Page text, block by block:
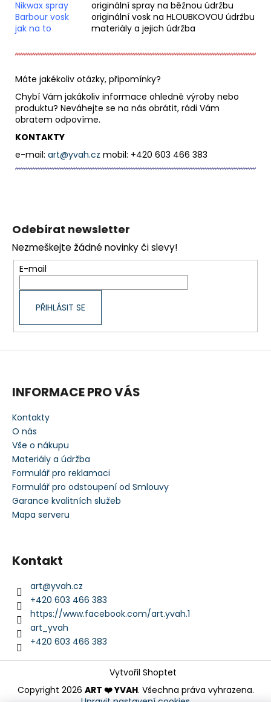
Nikwax spray
originální spray na běžnou údržbu
Barbour vosk
originální vosk na HLOUBKOVOU údržbu
jak na to
materiály a jejich údržba
Máte jakékoliv otázky, připomínky?
Chybí Vám jakákoliv informace ohledně výroby nebo
produktu? Neváhejte se na nás obrátit, rádi Vám
obratem odpovíme.
KONTAKTY
e-mail: art@yvah.cz mobil: +420 603 466 383
Odebírat newsletter
Nezmeškejte žádné novinky či slevy!
E-mail
PŘIHLÁSIT SE
INFORMACE PRO VÁS
Kontakty
O nás
Vše o nákupu
Materiály a údržba
Formulář pro reklamaci
Formulář pro odstoupení od Smlouvy
Garance kvalitních služeb
Mapa serveru
Kontakt
art@yvah.cz
+420 603 466 383
https://www.facebook.com/art.yvah.1
art_yvah
+420 603 466 383
Vytvořil Shoptet
Copyright 2026 ART ❤️ YVAH. Všechna práva vyhrazena.